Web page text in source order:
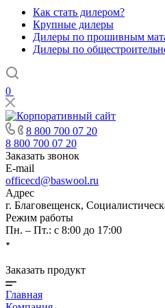
Как стать дилером?
Крупные дилеры
Дилеры по прошивным
Дилеры по
0
8 800 700 07 20
8 800 700 07 20
Заказать звонок
E-mail
officecd@baswool.ru
Адрес
г. Благовещенск,
Режим работы
Пн. – Пт.: с 8:00 до 17:00
Заказать продукт
Главная